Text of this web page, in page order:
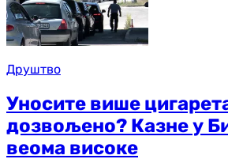
Друштво
Уносите више
дозвољено? Казне у
веома високе